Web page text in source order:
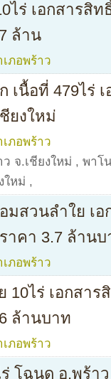
ไร่ เอกสารสิ
ล้าน
เภอพร้าว
เนื้อที่ 479ไร่
ยงใหม่
เภอพร้าว
จ.เชียงใหม่ , พาโ
ใหม่ ,
มสวนลำใย เ
าคา 3.7 ล้าน
เภอพร้าว
10ไร่ เอกสา
ล้านบาท
เภอพร้าว
โฉนด อ.พร้า